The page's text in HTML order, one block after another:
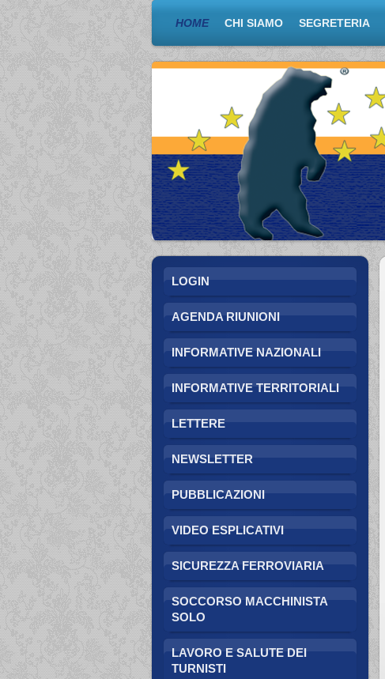
HOME CHI SIAMO SEGRETERIA
LOGIN
AGENDA RIUNIONI
INFORMATIVE NAZIONALI
INFORMATIVE TERRITORIALI
LETTERE
NEWSLETTER
PUBBLICAZIONI
VIDEO ESPLICATIVI
SICUREZZA FERROVIARIA
SOCCORSO MACCHINISTA
SOLO
LAVORO E SALUTE DEI
TURNISTI